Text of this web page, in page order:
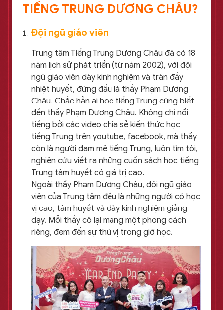
TIẾNG TRUNG DƯƠNG CHÂU?
Đội ngũ giáo viên
Trung tâm Tiếng Trung Dương Châu đã có 18
năm lịch sử phát triển (từ năm 2002), với đội
ngũ giáo viên dày kinh nghiệm và tràn đầy
nhiệt huyết, đứng đầu là thầy Phạm Dương
Châu. Chắc hẳn ai học tiếng Trung cũng biết
đến thầy Phạm Dương Châu. Không chỉ nổi
tiếng bởi các video chia sẻ kiến thức học
tiếng Trung trên youtube, facebook, mà thầy
còn là người đam mê tiếng Trung, luôn tìm tòi,
nghiên cứu viết ra những cuốn sách học tiếng
Trung tâm huyết có giá trị cao.
Ngoài thầy Phạm Dương Châu, đội ngũ giáo
viên của Trung tâm đều là những người có học
vị cao, tâm huyết và dày kinh nghiệm giảng
dạy. Mỗi thầy cô lại mang một phong cách
riêng, đem đến sự thú vị trong giờ học.